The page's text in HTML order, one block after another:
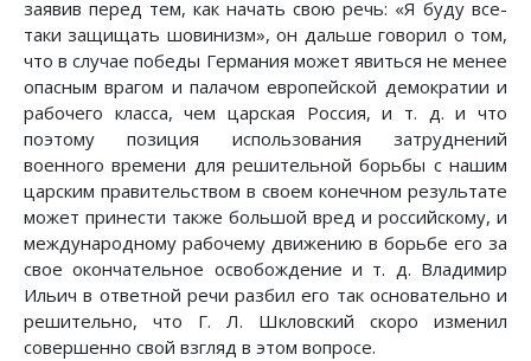
заявив перед тем, как начать свою речь: «Я буду все-
таки защищать шовинизм», он дальше говорил о том,
что в случае победы Германия может явиться не менее
опасным врагом и палачом европейской демократии и
рабочего класса, чем царская Россия, и т. д. и что
поэтому позиция использования затруднений
военного времени для решительной борьбы с нашим
царским правительством в своем конечном результате
может принести также большой вред и российскому, и
международному рабочему движению в борьбе его за
свое окончательное освобождение и т. д. Владимир
Ильич в ответной речи разбил его так основательно и
решительно, что Г. Л. Шкловский скоро изменил
совершенно свой взгляд в этом вопросе.